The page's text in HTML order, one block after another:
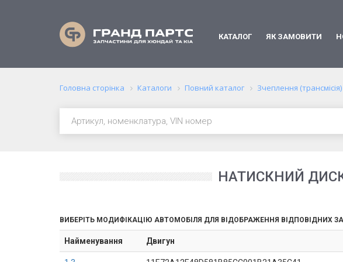
КАТАЛОГ ЯК ЗАМОВИТИ
Головна сторінка Каталоги Повний каталог Зчеплення (трансмісія)
НАТИСКНИЙ
ВИБЕРІТЬ МОДИФІКАЦІЮ АВТОМОБІЛЯ ДЛЯ ВІДОБРАЖЕННЯ ВІДПОВІДНИХ
Найменування Двигун